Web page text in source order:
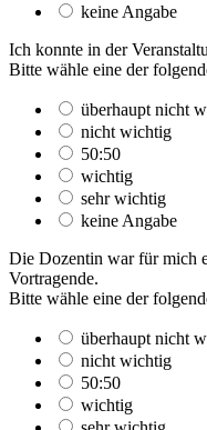
keine Angabe
Ich konnte in der
Bitte wähle eine der
überhaupt nicht
nicht wichtig
50:50
wichtig
sehr wichtig
keine Angabe
Die Dozentin war für mich
Vortragende.
Bitte wähle eine der
überhaupt nicht
nicht wichtig
50:50
wichtig